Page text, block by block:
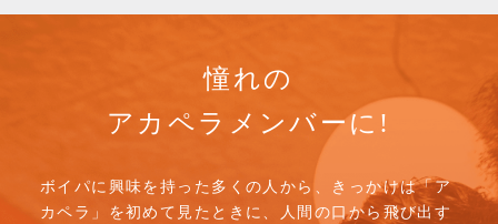
憧れの
アカペラメンバーに!
ボイパに興味を持った多くの人から、きっかけは「ア
カペラ」を初めて見たときに、人間の口から飛び出す